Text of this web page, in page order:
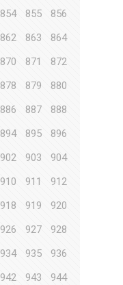
854 855
856
862 863
864
870 871
872
878 879
880
886 887
888
894 895
896
902 903
904
910 911
912
918 919
920
926 927
928
934 935
936
942 943
944